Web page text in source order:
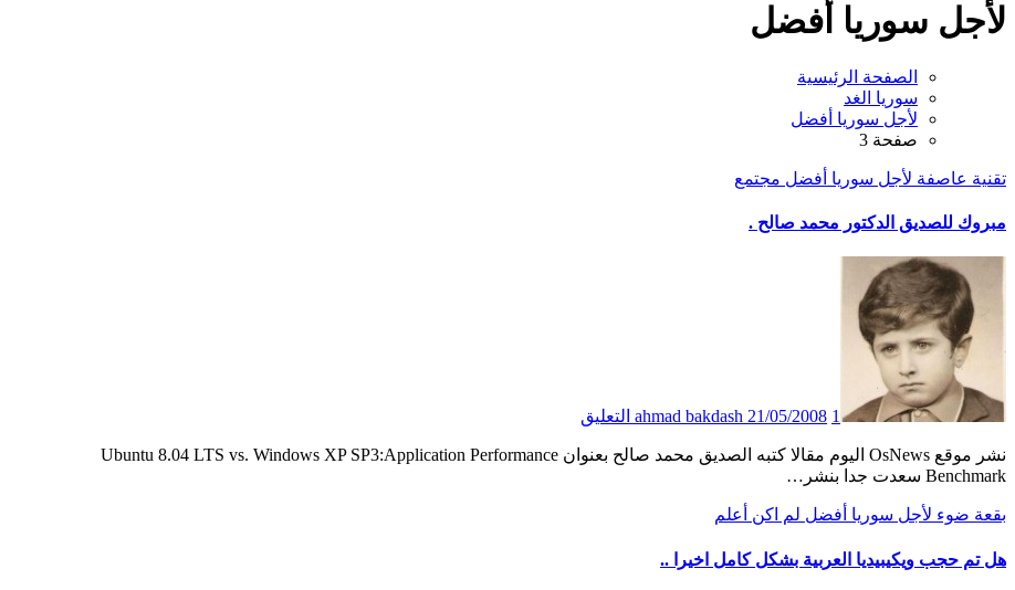
لأجل سوريا أفضل
الصفحة الرئيسية
سوريا الغد
لأجل سوريا أفضل
صفحة 3
تقنية عاصفة لأجل سوريا أفضل مجتمع
مبروك للصديق الدكتور محمد صالح .
ahmad bakdash 21/05/2008 1 التعليق
نشر موقع OsNews اليوم مقالا كتبه الصديق محمد صالح بعنوان Ubuntu 8.04 LTS vs. Windows XP SP3:Application Performance
Benchmark سعدت جدا بنشر…
بقعة ضوء لأجل سوريا أفضل لم اكن أعلم
هل تم حجب ويكيبيديا العربية بشكل كامل اخيرا ..